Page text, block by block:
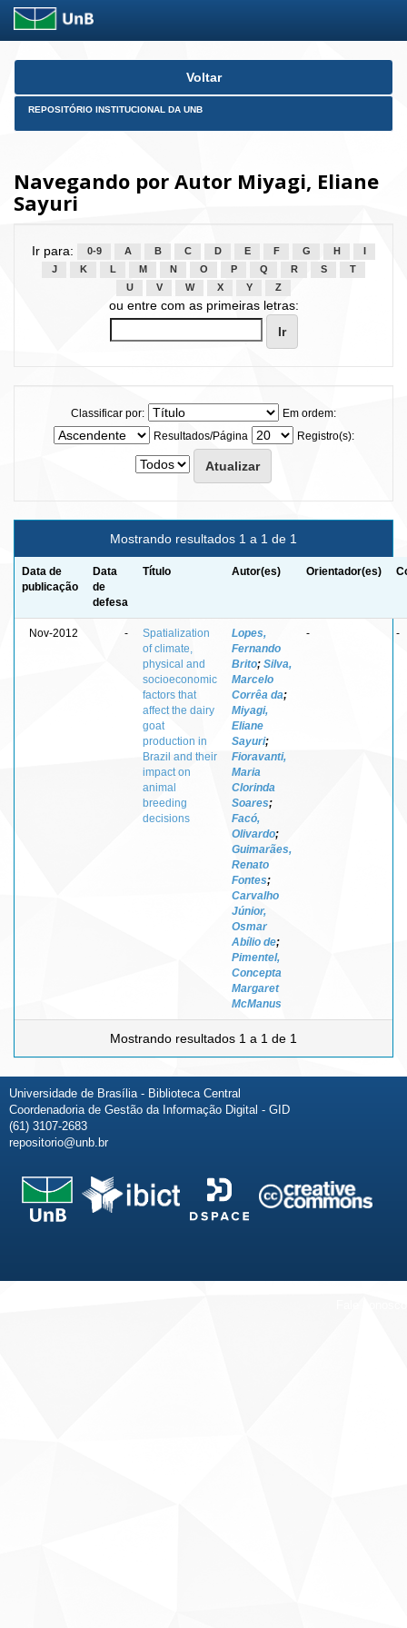
Skip
Voltar
REPOSITÓRIO INSTITUCIONAL DA UNB
Navegando por Autor Miyagi, Eliane
Sayuri
Ir para: 0-9 A B C D E F G H
J
K L M N O P Q R S
T
U
V W X Y Z
ou entre com as primeiras letras:
Classificar por:
Em ordem:
Resultados/Página
Registro(s):
Mostrando resultados 1 a 1 de 1
Data de
publicação
Data
de
defesa
Título Autor(es) Orientador(es)
Nov-2012 -
Spatialization
of climate,
physical and
socioeconomic
factors that
affect the dairy
goat
production in
Brazil and their
impact on
animal
breeding
decisions
Lopes,
Fernando
Brito; Silva,
Marcelo
Corrêa da;
Miyagi,
Eliane
Sayuri;
Fioravanti,
Maria
Clorinda
Soares;
Facó,
Olivardo;
Guimarães,
Renato
Fontes;
Carvalho
Júnior,
Osmar
Abílio de;
Pimentel,
Concepta
Margaret
McManus
- -
Mostrando resultados 1 a 1 de 1
Universidade de Brasília - Biblioteca Central
Coordenadoria de Gestão da Informação Digital - GID
(61) 3107-2683
repositorio@unb.br